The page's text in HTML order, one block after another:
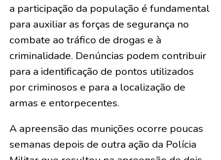
a participação da população é fundamental
para auxiliar as forças de segurança no
combate ao tráfico de drogas e à
criminalidade. Denúncias podem contribuir
para a identificação de pontos utilizados
por criminosos e para a localização de
armas e entorpecentes.
A apreensão das munições ocorre poucas
semanas depois de outra ação da Polícia